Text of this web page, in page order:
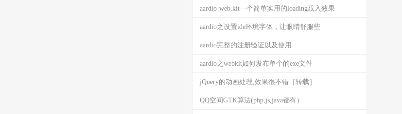
BG】
aardio-web.kit一个简单实用的loading载入效果
(HTML5)
aardio之设置ide环境字体，让眼睛舒服些
aardio完整的注册验证以及使用
aardio之webkit如何发布单个的exe文件
jQuery的动画处理,效果很不错［转载］
QQ空间GTK算法(php,js,java都有）